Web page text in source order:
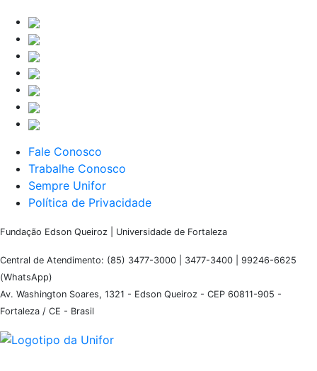
Fale Conosco
Trabalhe Conosco
Sempre Unifor
Política de Privacidade
Fundação Edson Queiroz | Universidade de Fortaleza
Central de Atendimento: (85) 3477-3000 | 3477-3400 | 99246-6625
(WhatsApp)
Av. Washington Soares, 1321 - Edson Queiroz - CEP 60811-905 -
Fortaleza / CE - Brasil